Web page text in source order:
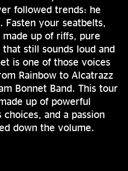
followed trends: he
your seatbelts,
up of riffs, pure
still sounds loud and
is one of those voices
Rainbow to Alcatrazz
Bonnet Band. This tour
up of powerful
and a passion
down the volume.